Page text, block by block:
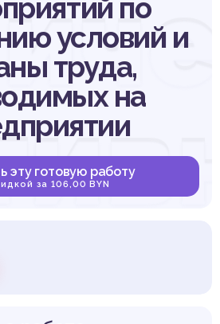
по
условий и
труда,
на
эту готовую работу
за 106,00 BYN